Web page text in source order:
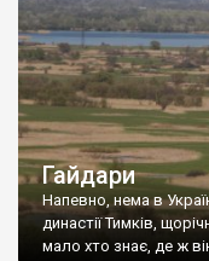
Гайдари
Напевно, нема в
династії Тимків,
мало хто знає, де ж